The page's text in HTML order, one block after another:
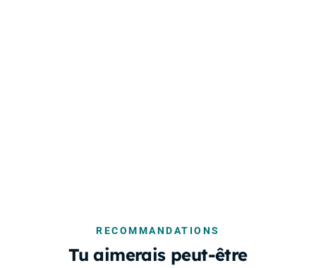
RECOMMANDATIONS
Tu aimerais peut-être